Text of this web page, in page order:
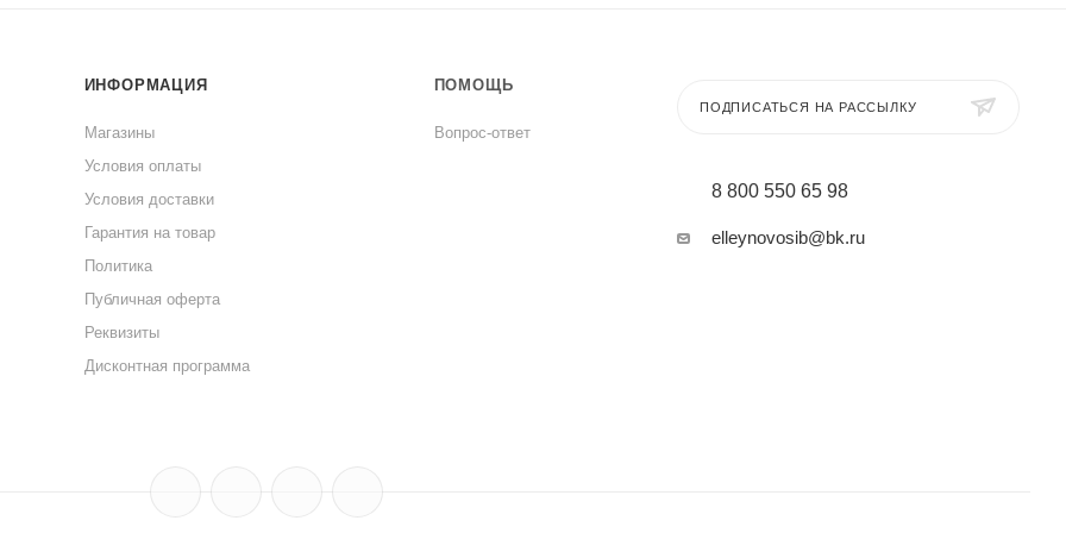
мягкого моющего средства.
посуды, можно перейдя по
ИНФОРМАЦИЯ
Магазины
Условия оплаты
Условия доставки
Гарантия на товар
Политика
Публичная оферта
Реквизиты
Дисконтная программа
ПОМОЩЬ
Вопрос-ответ
ПОДПИСАТЬСЯ НА РАССЫЛКУ
8 800 550 65 98
elleynovosib@bk.ru